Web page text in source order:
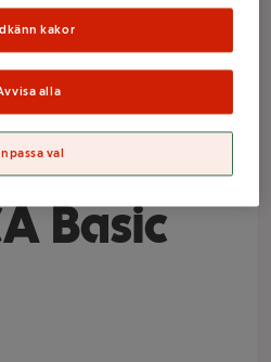
nr 2
Basic
och handla
kakor
alla
val